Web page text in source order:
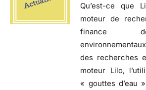
Qu’est-ce que
moteur de
finance
des recherches
moteur Lilo,
« gouttes d’eau